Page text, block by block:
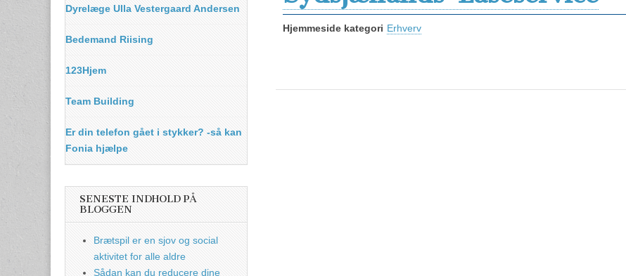
Hjemmeside kategori Erhverv
Dyrelæge Ulla Vestergaard Andersen
Bedemand Riising
123Hjem
Team Building
Er din telefon gået i stykker? -så kan
Fonia hjælpe
SENESTE INDHOLD PÅ
BLOGGEN
Brætspil er en sjov og social
aktivitet for alle aldre
Sådan kan du reducere dine